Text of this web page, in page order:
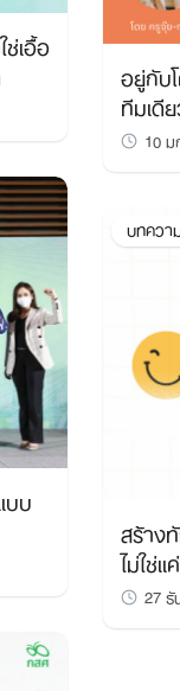
เอื้อ
บ
อยู่กับ
ทีมเดี
10
บทควา
สร้าง
ไม่ใช่
27 ธั